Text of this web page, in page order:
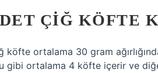
ÇIĞ KÖFTE
köfte ortalama 30 gram
gibi ortalama 4 köfte içerir ve